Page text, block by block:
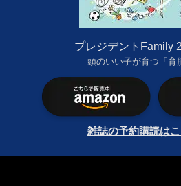
プレジデントFamily
頭のいい子が育つ「育
雑誌の予約購読は